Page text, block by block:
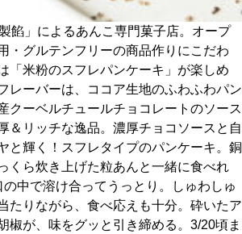
好き
つクラブ
はなし
餡」によるあんこ専門菓子店。オープ
・グルテンフリーの商品作りにこだわ
「米粉のスフレパンケーキ」が楽しめ
レーバーは、ココア生地のふわふわパン
クーベルチュールチョコレートのソース
＆リッチな逸品。濃厚チョコソースと自
と輝く！スフレタイプのパンケーキ。銅
くら炊き上げた粒あんと一緒に食べれ
中で溶け合ってうっとり。しゅわしゅ
たりながら、食べ応えも十分。砕いたア
椒が、味をグッと引き締める。3/20頃ま